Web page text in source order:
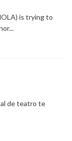
is trying to
de teatro te